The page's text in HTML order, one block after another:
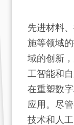
先进材料
施等领域
域的创新
工智能和
在重塑数
应用。尽
技术和人